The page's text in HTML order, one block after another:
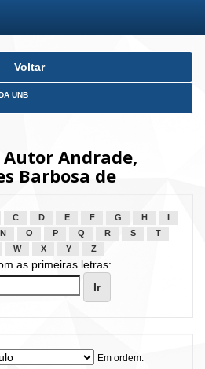
Voltar
UNB
Andrade,
Barbosa de
C D E F G H
N O P Q R S
T
W X Y Z
as primeiras letras:
Em ordem: